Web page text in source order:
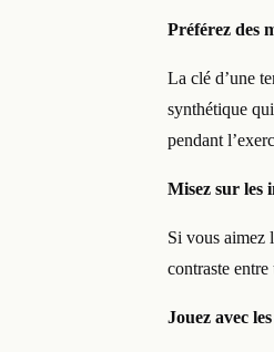
Préférez des
La clé d’une
synthétique
pendant
Misez sur les
Si vous aimez
contraste
Jouez avec